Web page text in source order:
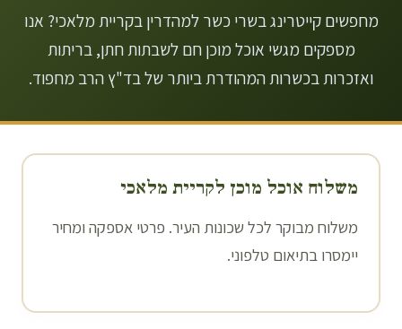
מחפשים קייטרינג בשרי כשר למהדרין בקריית מלאכי? אנו
מספקים מגשי אוכל מוכן חם לשבתות חתן, בריתות
ואזכרות בכשרות המהודרת ביותר של בד"ץ הרב מחפוד.
משלוח אוכל מוכן לקריית מלאכי
משלוח מבוקר לכל שכונות העיר. פרטי אספקה ומחיר
יימסרו בתיאום טלפוני.